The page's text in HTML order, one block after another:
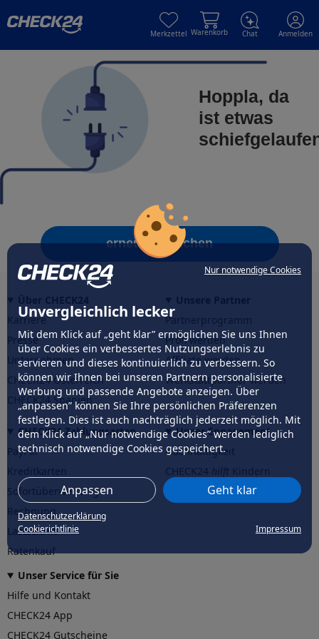
Nur notwendige Cookies
Unvergleichlich lecker
Mit dem Klick auf „geht klar” ermöglichen Sie uns Ihnen
über Cookies ein verbessertes Nutzungserlebnis zu
servieren und dieses kontinuierlich zu verbessern. So
können wir Ihnen bei unseren Partnern personalisierte
Werbung und passende Angebote anzeigen. Über
„anpassen” können Sie Ihre persönlichen Präferenzen
festlegen. Dies ist auch nachträglich jederzeit möglich. Mit
dem Klick auf „Nur notwendige Cookies” werden lediglich
technisch notwendige Cookies gespeichert.
Anpassen Geht klar
Datenschutzerklärung
Cookierichtlinie
Impressum
Merkzettel Warenkorb Chat Anmelden
Hoppla, da
ist etwas
erneut versuchen
Karriere
Presse
Unternehmen
CHECK24 Österreich
CHECK24 Spanien
Partnerprogramm
Profi werden
Affiliate werden
Werkstattpartner werden
CHECK24 Zahlungsarten
PayPal
Sofortüberweisung
Rechnung
Lastschrift
Ratenkauf
Unser Engagement
Nachhaltigkeit
CHECK24hilftder Natur
Unser Service für Sie
Hilfe und Kontakt
CHECK24 App
CHECK24 Gutscheine